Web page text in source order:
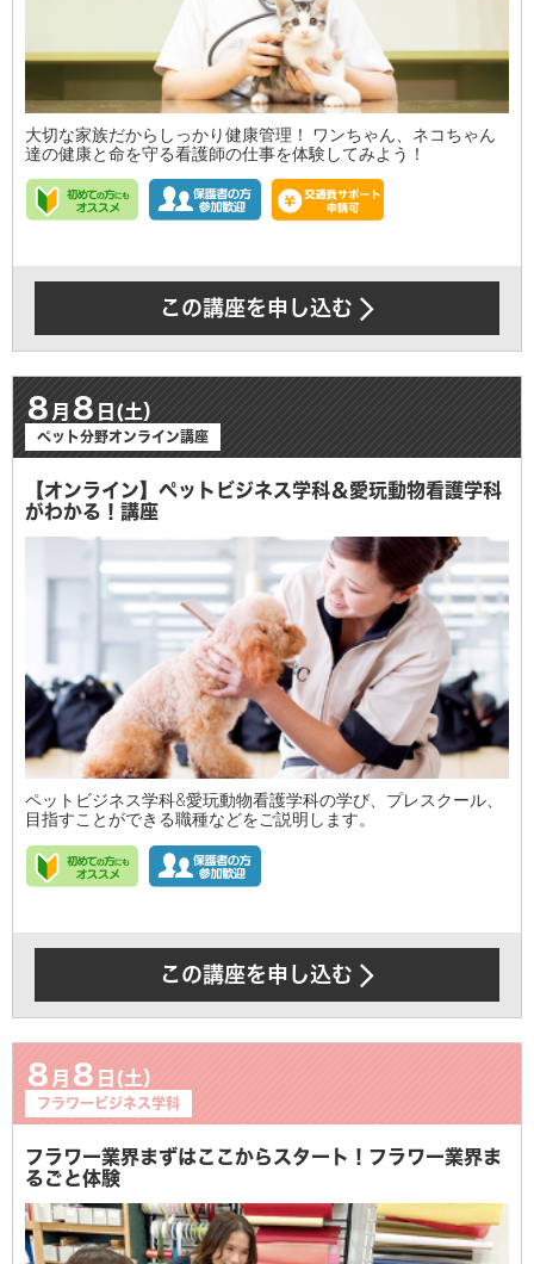
大切な家族だからしっかり健康管理！ ワンちゃん、ネコちゃん
達の健康と命を守る看護師の仕事を体験してみよう！
この講座を申し込む
8月 8日(土）
ペット分野オンライン講座
【オンライン】ペットビジネス学科＆愛玩動物看護学科
がわかる！講座
ペットビジネス学科&愛玩動物看護学科の学び、プレスクール、
目指すことができる職種などをご説明します。
この講座を申し込む
8月 8 日(土）
フラワービジネス学科
フラワー業界まずはここからスタート！フラワー業界ま
るごと体験